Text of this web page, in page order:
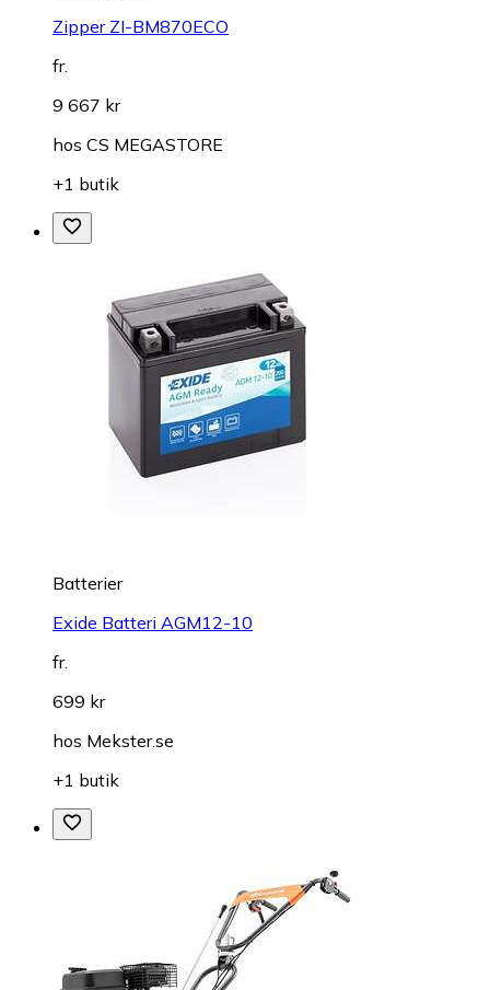
Zipper ZI-BM870ECO
fr.
9 667 kr
hos CS MEGASTORE
+1 butik
Batterier
Exide Batteri AGM12-10
fr.
699 kr
hos Mekster.se
+1 butik